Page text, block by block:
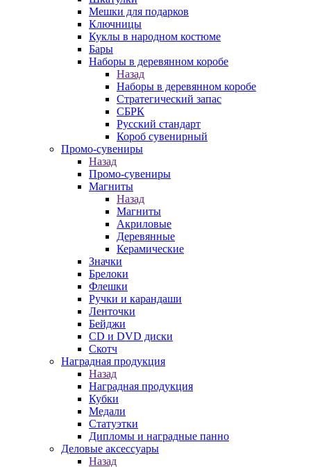
Мешки для подарков
Ключницы
Куклы в народном костюме
Бары
Наборы в деревянном коробе
Назад
Наборы в деревянном коробе
Стратегический запас
СБРК
Русский стандарт
Короб сувенирный
Промо-сувениры
Назад
Промо-сувениры
Магниты
Назад
Магниты
Акриловые
Деревянные
Керамические
Значки
Брелоки
Флешки
Ручки и карандаши
Ленточки
Бейджи
CD и DVD диски
Скотч
Наградная продукция
Назад
Наградная продукция
Кубки
Медали
Статуэтки
Дипломы и наградные панно
Деловые аксессуары
Назад